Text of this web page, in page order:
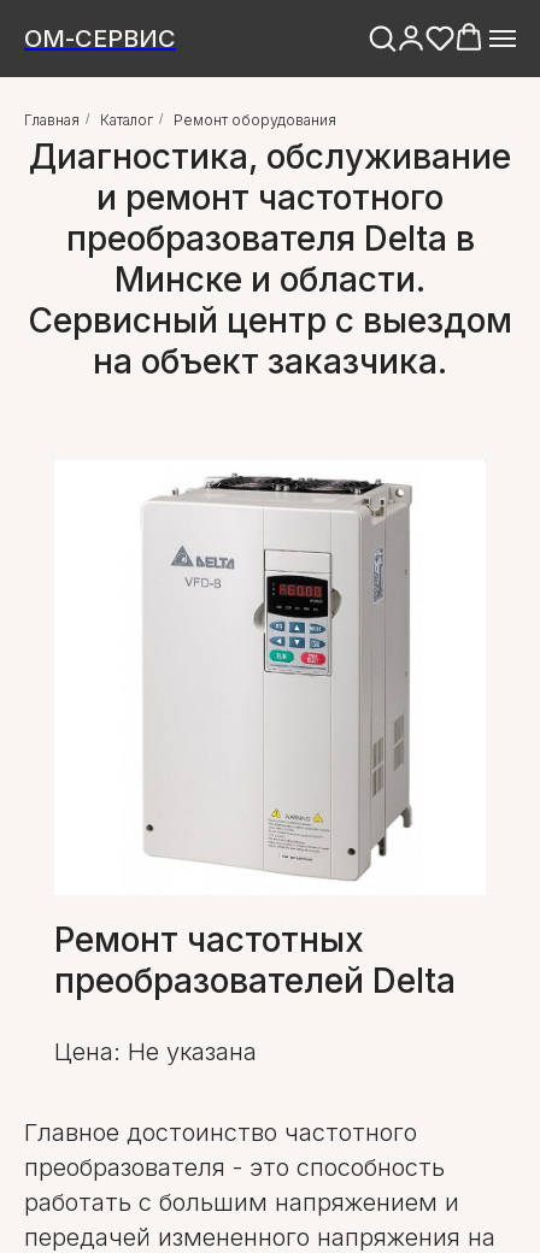
ОМ-СЕРВИС
Главная / Каталог / Ремонт оборудования
Диагностика, обслуживание
и ремонт частотного
преобразователя Delta в
Минске и области.
Сервисный центр с выездом
на объект заказчика.
Ремонт частотных
преобразователей Delta
Цена: Не указана
Главное достоинство частотного
преобразователя - это способность
работать с большим напряжением и
передачей измененного напряжения на